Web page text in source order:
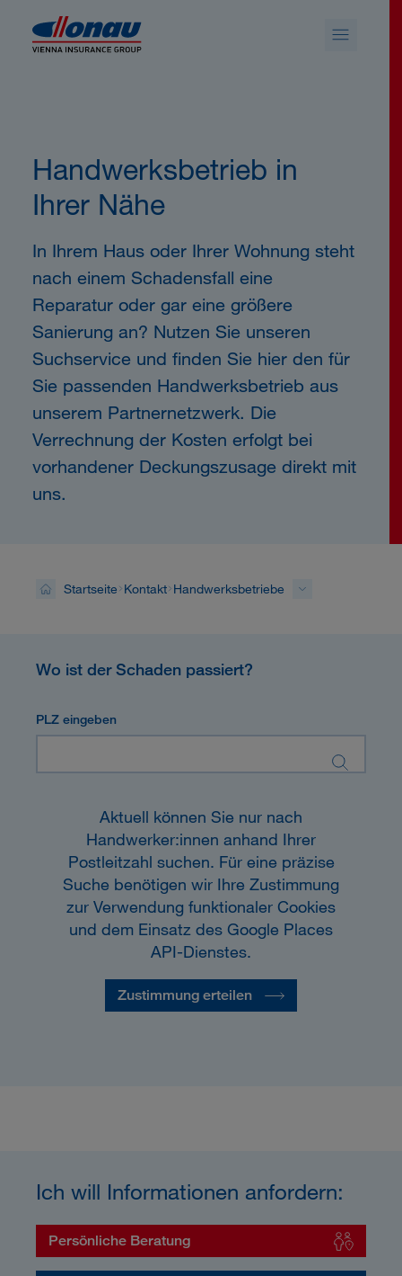
Handwerksbetrieb in
Ihrer Nähe
In Ihrem Haus oder Ihrer Wohnung steht
nach einem Schadensfall eine
Reparatur oder gar eine größere
Sanierung an? Nutzen Sie unseren
Suchservice und finden Sie hier den für
Sie passenden Handwerksbetrieb aus
unserem Partnernetzwerk. Die
Verrechnung der Kosten erfolgt bei
vorhandener Deckungszusage direkt mit
uns.
Startseite Kontakt Handwerksbetriebe
Wo ist der Schaden passiert?
PLZ eingeben
Aktuell können Sie nur nach
Handwerker:innen anhand Ihrer
Postleitzahl suchen. Für eine präzise
Suche benötigen wir Ihre Zustimmung
zur Verwendung funktionaler Cookies
und dem Einsatz des Google Places
API-Dienstes.
Zustimmung erteilen
Ich will Informationen anfordern:
Persönliche Beratung